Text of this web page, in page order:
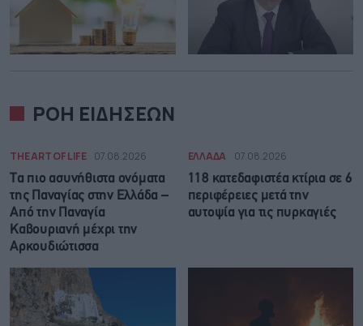
ΡΟΗ ΕΙΔΗΣΕΩΝ
THE ART OF LIFE 07.08.2026
Τα πιο ασυνήθιστα ονόματα
της Παναγίας στην Ελλάδα –
Από την Παναγία
Καβουριανή μέχρι την
Αρκουδιώτισσα
ΕΛΛΑΔΑ 07.08.2026
118 κατεδαφιστέα κτίρια σε 6
περιφέρειες μετά την
αυτοψία για τις πυρκαγιές